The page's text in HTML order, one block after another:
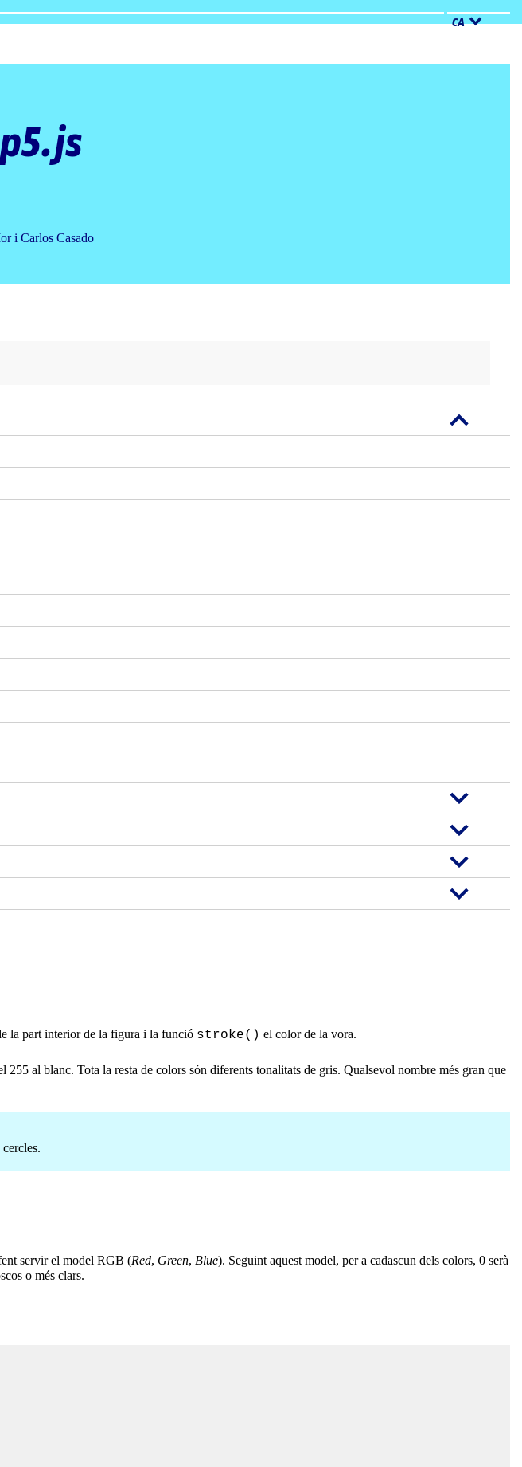
CA
i Carlos Casado
la part interior de la figura i la funció stroke() el color de la vora.
al blanc. Tota la resta de colors són diferents tonalitats de gris. Qualsevol nombre més gran que
servir el model RGB (Red, Green, Blue). Seguint aquest model, per a cadascun dels colors, 0 serà
o més clars.